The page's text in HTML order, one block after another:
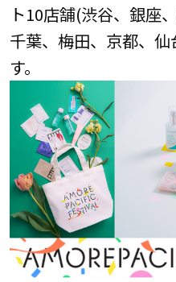
ト10店舗(渋谷、銀座
千葉、梅田、京都、
す。